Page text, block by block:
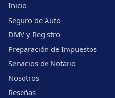
Inicio
Seguro de Auto
DMV y Registro
Preparación de Impuestos
Servicios de Notario
Nosotros
Reseñas